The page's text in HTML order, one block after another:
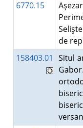
6770.15
de
158403.01
Situl